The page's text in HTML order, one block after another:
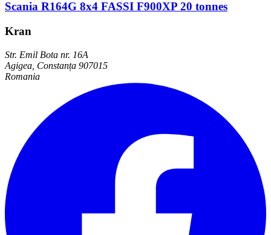
Scania R164G 8x4 FASSI F900XP 20 tonnes
Kran
Str. Emil Bota nr. 16A
Agigea, Constanța 907015
Romania